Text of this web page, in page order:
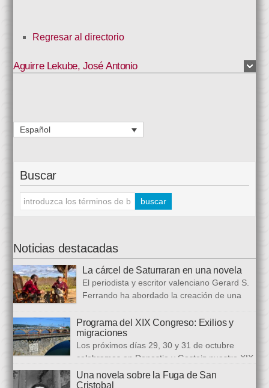
Regresar al directorio
Aguirre Lekube, José Antonio
Español
Buscar
Noticias destacadas
La cárcel de Saturraran en una novela
El periodista y escritor valenciano Gerard S.
Ferrando ha abordado la creación de una
realidad actual, con numerosas referencias al pasado. El ciclo
se inició en 2024 con Cariño, soy un iai@flauta, continuó en
2025 con Los abrazos aplazados y finalizará con Las
ausencias que heredamos, directamente ligada […]
Programa del XIX Congreso: Exilios y
migraciones
Los próximos días 29, 30 y 31 de octubre
celebramos en Donostia y Gasteiz nuestro XIX
congreso internacional, con especialistas de muy diversas
universidades y procedencias. En esta ocasión se trata de
Una novela sobre la Fuga de San
Cristobal